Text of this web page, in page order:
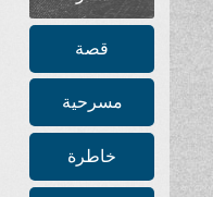
قصة
مسرحية
خاطرة